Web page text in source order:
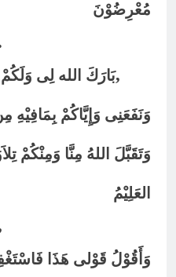
مُعْرِضُوْنَ
بَارَكَ الله لِى,
وَنَفَعَنِى وَإِيَّاكُمْ بِمَافِيْهِ
وَتَقَبَّلَ اللهُ مِنَّا وَمِنْكُمْ
العَلِيْمُ
وَأَقُوْلُ قَوْلى هَذَا